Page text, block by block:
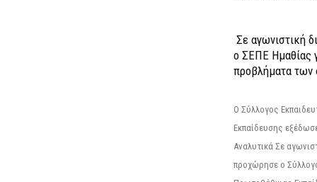
Σε αγωνιστική
ο ΣΕΠΕ Ημαθίας
προβλήματα των
Ο Σύλλογος
Εκπαίδευσης
Αναλυτικά Σε
προχώρησε ο